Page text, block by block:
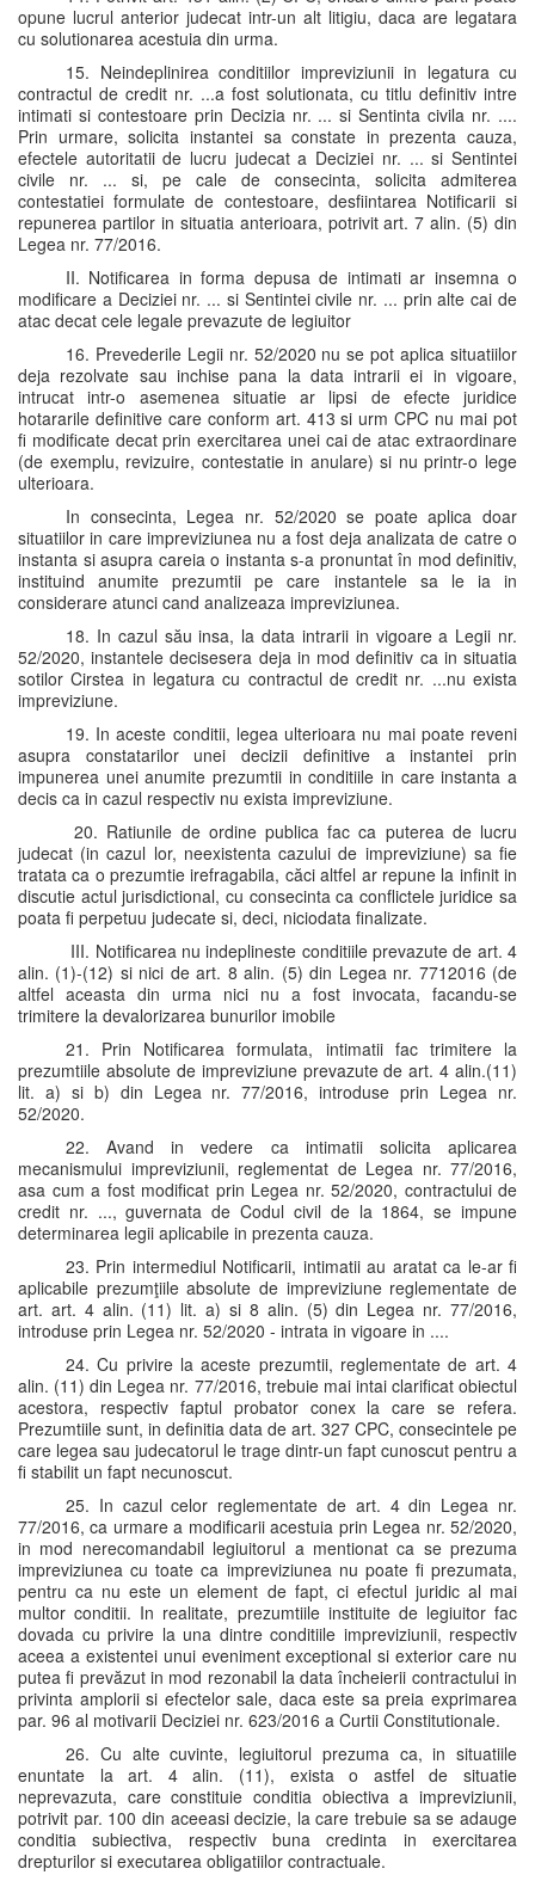
opune lucrul anterior judecat intr-un alt litigiu, daca are legatara
cu solutionarea acestuia din urma.
15. Neindeplinirea conditiilor impreviziunii in legatura cu
contractul de credit nr. ...a fost solutionata, cu titlu definitiv intre
intimati si contestoare prin Decizia nr. ... si Sentinta civila nr. ....
Prin urmare, solicita instantei sa constate in prezenta cauza,
efectele autoritatii de lucru judecat a Deciziei nr. ... si Sentintei
civile nr. ... si, pe cale de consecinta, solicita admiterea
contestatiei formulate de contestoare, desfiintarea Notificarii si
repunerea partilor in situatia anterioara, potrivit art. 7 alin. (5) din
Legea nr. 77/2016.
II. Notificarea in forma depusa de intimati ar insemna o
modificare a Deciziei nr. ... si Sentintei civile nr. ... prin alte cai de
atac decat cele legale prevazute de legiuitor
16. Prevederile Legii nr. 52/2020 nu se pot aplica situatiilor
deja rezolvate sau inchise pana la data intrarii ei in vigoare,
intrucat intr-o asemenea situatie ar lipsi de efecte juridice
hotararile definitive care conform art. 413 si urm CPC nu mai pot
fi modificate decat prin exercitarea unei cai de atac extraordinare
(de exemplu, revizuire, contestatie in anulare) si nu printr-o lege
ulterioara.
In consecinta, Legea nr. 52/2020 se poate aplica doar
situatiilor in care impreviziunea nu a fost deja analizata de catre o
instanta si asupra careia o instanta s-a pronuntat în mod definitiv,
instituind anumite prezumtii pe care instantele sa le ia in
considerare atunci cand analizeaza impreviziunea.
18. In cazul său insa, la data intrarii in vigoare a Legii nr.
52/2020, instantele decisesera deja in mod definitiv ca in situatia
sotilor Cirstea in legatura cu contractul de credit nr. ...nu exista
impreviziune.
19. In aceste conditii, legea ulterioara nu mai poate reveni
asupra constatarilor unei decizii definitive a instantei prin
impunerea unei anumite prezumtii in conditiile in care instanta a
decis ca in cazul respectiv nu exista impreviziune.
20. Ratiunile de ordine publica fac ca puterea de lucru
judecat (in cazul lor, neexistenta cazului de impreviziune) sa fie
tratata ca o prezumtie irefragabila, căci altfel ar repune la infinit in
discutie actul jurisdictional, cu consecinta ca conflictele juridice sa
poata fi perpetuu judecate si, deci, niciodata finalizate.
III. Notificarea nu indeplineste conditiile prevazute de art. 4
alin. (1)-(12) si nici de art. 8 alin. (5) din Legea nr. 7712016 (de
altfel aceasta din urma nici nu a fost invocata, facandu-se
trimitere la devalorizarea bunurilor imobile
21. Prin Notificarea formulata, intimatii fac trimitere la
prezumtiile absolute de impreviziune prevazute de art. 4 alin.(11)
lit. a) si b) din Legea nr. 77/2016, introduse prin Legea nr.
52/2020.
22. Avand in vedere ca intimatii solicita aplicarea
mecanismului impreviziunii, reglementat de Legea nr. 77/2016,
asa cum a fost modificat prin Legea nr. 52/2020, contractului de
credit nr. ..., guvernata de Codul civil de la 1864, se impune
determinarea legii aplicabile in prezenta cauza.
23. Prin intermediul Notificarii, intimatii au aratat ca le-ar fi
aplicabile prezumţiile absolute de impreviziune reglementate de
art. art. 4 alin. (11) lit. a) si 8 alin. (5) din Legea nr. 77/2016,
introduse prin Legea nr. 52/2020 - intrata in vigoare in ....
24. Cu privire la aceste prezumtii, reglementate de art. 4
alin. (11) din Legea nr. 77/2016, trebuie mai intai clarificat obiectul
acestora, respectiv faptul probator conex la care se refera.
Prezumtiile sunt, in definitia data de art. 327 CPC, consecintele pe
care legea sau judecatorul le trage dintr-un fapt cunoscut pentru a
fi stabilit un fapt necunoscut.
25. In cazul celor reglementate de art. 4 din Legea nr.
77/2016, ca urmare a modificarii acestuia prin Legea nr. 52/2020,
in mod nerecomandabil legiuitorul a mentionat ca se prezuma
impreviziunea cu toate ca impreviziunea nu poate fi prezumata,
pentru ca nu este un element de fapt, ci efectul juridic al mai
multor conditii. In realitate, prezumtiile instituite de legiuitor fac
dovada cu privire la una dintre conditiile impreviziunii, respectiv
aceea a existentei unui eveniment exceptional si exterior care nu
putea fi prevăzut in mod rezonabil la data încheierii contractului in
privinta amplorii si efectelor sale, daca este sa preia exprimarea
par. 96 al motivarii Deciziei nr. 623/2016 a Curtii Constitutionale.
26. Cu alte cuvinte, legiuitorul prezuma ca, in situatiile
enuntate la art. 4 alin. (11), exista o astfel de situatie
neprevazuta, care constituie conditia obiectiva a impreviziunii,
potrivit par. 100 din aceeasi decizie, la care trebuie sa se adauge
conditia subiectiva, respectiv buna credinta in exercitarea
drepturilor si executarea obligatiilor contractuale.